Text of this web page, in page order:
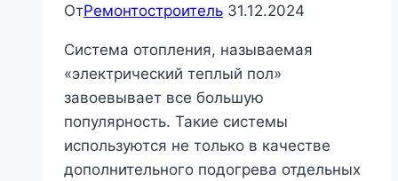
ОтРемонтостроитель 31.12.2024
Система отопления, называемая
«электрический теплый пол»
завоевывает все большую
популярность. Такие системы
используются не только в качестве
дополнительного подогрева отдельных